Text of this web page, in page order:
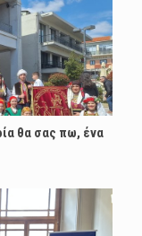
θα σας πω, ένα